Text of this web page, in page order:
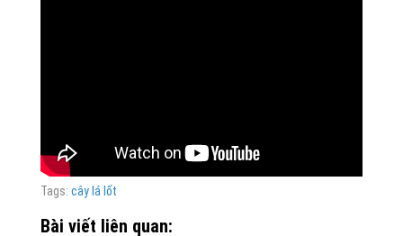
Tags: cây lá lốt
Bài viết liên quan: